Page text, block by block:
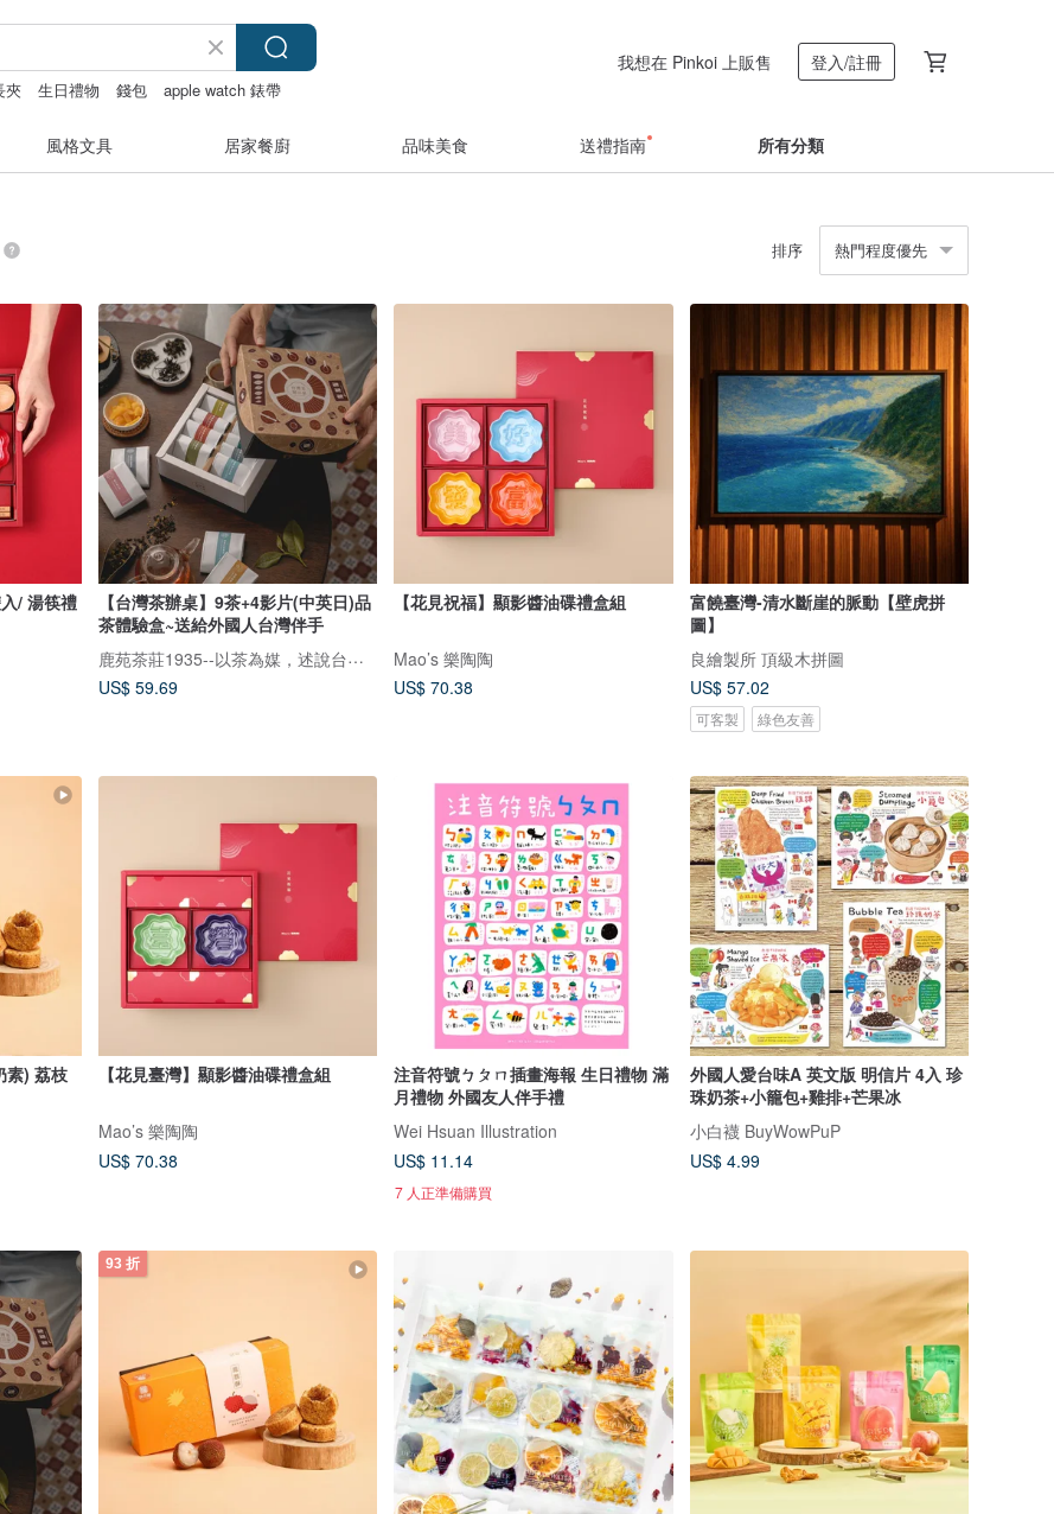
夾 生日禮物 錢包 apple watch 錶帶
我想在 Pinkoi 上販售 登入/註冊
風格文具 居家餐廚 品味美食 送禮指南 所有分類
排序 熱門程度優先
/ 湯筷禮
【台灣茶辦桌】9茶+4影片(中英日)品
茶體驗盒~送給外國人台灣伴手
鹿苑茶莊1935--以茶為媒，述說台灣島嶼的故事與溫暖
US$ 59.69
【花見祝福】顯影醬油碟禮盒組
Mao’s 樂陶陶
US$ 70.38
富饒臺灣-清水斷崖的脈動【壁虎拼
圖】
良繪製所 頂級木拼圖
US$ 57.02
可客製 綠色友善
素) 荔枝
【花見臺灣】顯影醬油碟禮盒組
Mao’s 樂陶陶
US$ 70.38
注音符號ㄅㄆㄇ插畫海報 生日禮物 滿
月禮物 外國友人伴手禮
Wei Hsuan Illustration
US$ 11.14
7 人正準備購買
外國人愛台味A 英文版 明信片 4入 珍
珠奶茶+小籠包+雞排+芒果冰
小白襪 BuyWowPuP
US$ 4.99
93 折